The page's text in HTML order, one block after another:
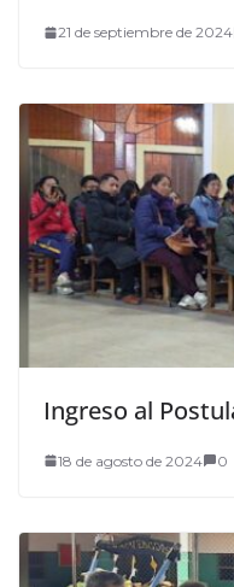
21 de septiembre de 2024
Ingreso al
18 de agosto de 2024 0